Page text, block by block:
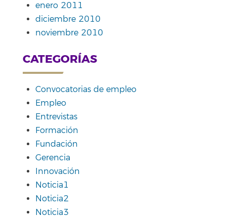
enero 2011
diciembre 2010
noviembre 2010
CATEGORÍAS
Convocatorias de empleo
Empleo
Entrevistas
Formación
Fundación
Gerencia
Innovación
Noticia1
Noticia2
Noticia3